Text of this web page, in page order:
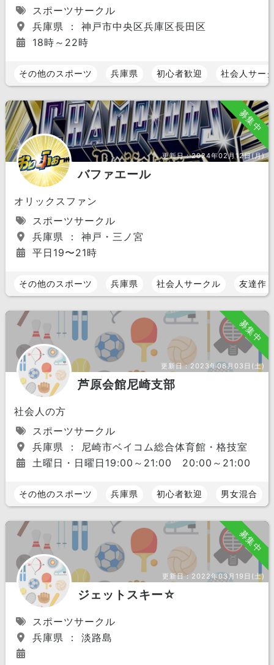
スポーツサークル
兵庫県 ： 神戸市中央区兵庫区長田区
18時～22時
その他のスポーツ 兵庫県 初心者歓迎 社会人サー
募集中
更新日：2024年02月12日(月)
バファエール
オリックスファン
スポーツサークル
兵庫県 ： 神戸・三ノ宮
平日19〜21時
その他のスポーツ 兵庫県 社会人サークル 友達作
募集中
更新日：2023年06月03日(土)
芦原会館尼崎支部
社会人の方
スポーツサークル
兵庫県 ： 尼崎市ベイコム総合体育館・格技室
土曜日・日曜日19:00～21:00 20:00～21:00
その他のスポーツ 兵庫県 初心者歓迎 男女混合
募集中
更新日：2022年03月19日(土)
ジェットスキー☆
スポーツサークル
兵庫県 ： 淡路島